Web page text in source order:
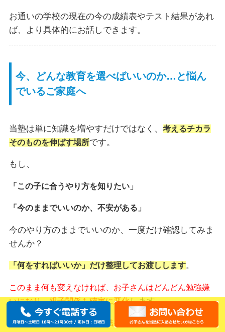
お通いの学校の現在の今の成績表やテスト結果があれ
ば、より具体的にお話しできます。
今、どんな教育を選べばいいのか…と悩ん
でいるご家庭へ
当塾は単に知識を増やすだけではなく、 考えるチカラ
そのものを伸ばす場所です。
もし、
「この子に合うやり方を知りたい」
「今のままでいいのか、不安がある」
今のやり方のままでいいのか、一度だけ確認してみま
せんか？
「何をすればいいか」だけ整理してお渡しします。
このまま何も変えなければ、お子さんはどんどん勉強嫌
いになり、親子関係も確実に悪化します。
今のやり方を続ける限り、結果は変わりません。